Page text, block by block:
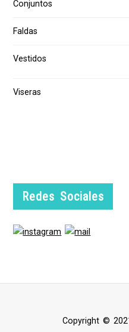
Conjuntos
Faldas
Vestidos
Viseras
Redes Sociales
Copyright ©